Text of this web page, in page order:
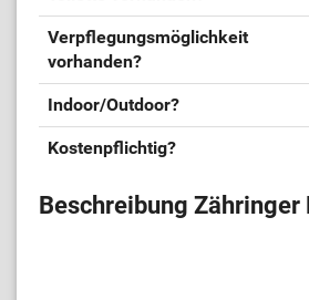
Verpflegungsmöglichkeit
vorhanden?
Indoor/Outdoor?
Kostenpflichtig?
Beschreibung Zähringer